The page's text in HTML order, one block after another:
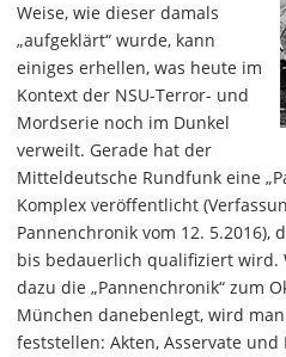
Weise, wie dieser damals
„aufgeklärt“ wurde, kann
einiges erhellen, was heute im
Kontext der NSU-Terror- und
Mordserie noch im Dunkel
verweilt. Gerade hat der
Mitteldeutsche Rundfunk eine
Komplex veröffentlicht
Pannenchronik vom 12.
bis bedauerlich qualifiziert wird.
dazu die „Pannenchronik“ zum
München danebenlegt, wird
feststellen: Akten, Asservate